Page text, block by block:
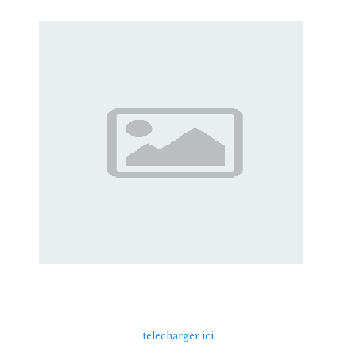
telecharger ici